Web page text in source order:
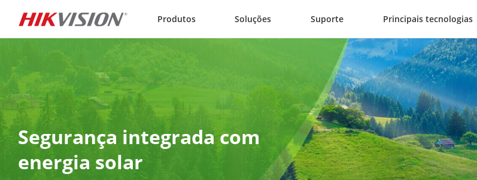
Produtos Soluções Suporte Principais tecnologias
Segurança integrada com